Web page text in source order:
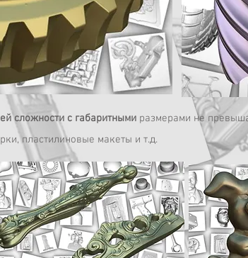
сложности с габаритными размерами не
пластилиновые макеты и т.д.